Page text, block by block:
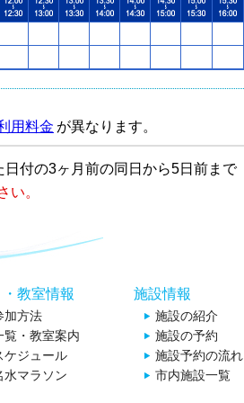
用料金 が異なります。
付の3ヶ月前の同日から5日前まで
い。
教室情報
加方法
覧・教室案内
ケジュール
水マラソン
施設情報
施設の紹介
施設の予約
施設予約の流れ
市内施設一覧